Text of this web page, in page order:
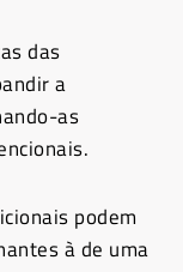
das
a
as
podem
à de uma